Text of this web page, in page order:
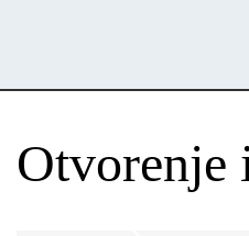
Otvorenje